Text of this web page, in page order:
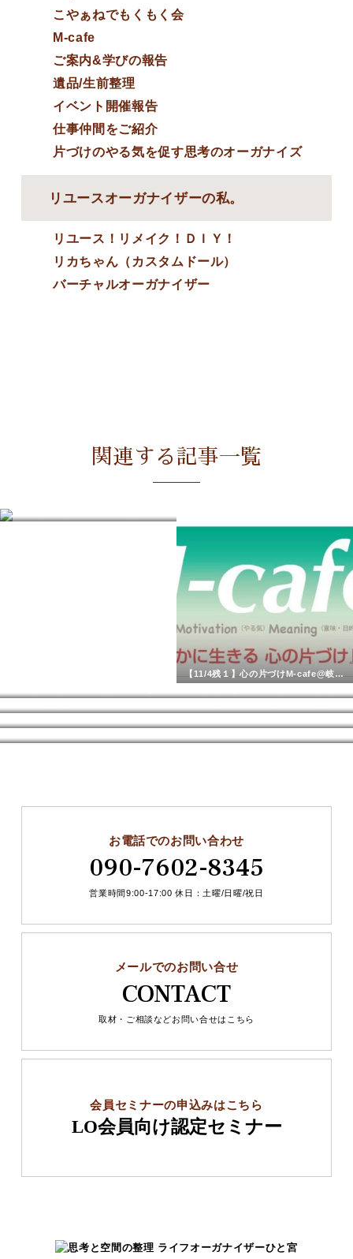
こやぁねでもくもく会
M-cafe
ご案内&学びの報告
遺品/生前整理
イベント開催報告
仕事仲間をご紹介
片づけのやる気を促す思考のオーガナイズ
リユースオーガナイザーの私。
リユース！リメイク！ＤＩＹ！
リカちゃん（カスタムドール）
バーチャルオーガナイザー
関連する記事一覧
【11/4残１】心の片づけM-cafe@岐阜 受付中
お電話でのお問い合わせ
090-7602-8345
営業時間9:00-17:00 休日：土曜/日曜/祝日
メールでのお問い合せ
CONTACT
取材・ご相談などお問い合せはこちら
会員セミナーの申込みはこちら
LO会員向け認定セミナー